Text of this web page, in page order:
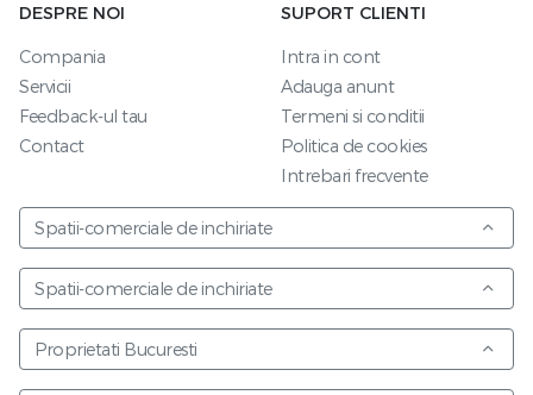
DESPRE NOI
Compania
Servicii
Feedback-ul tau
Contact
SUPORT CLIENTI
Intra in cont
Adauga anunt
Termeni si conditii
Politica de cookies
Intrebari frecvente
Spatii-comerciale de inchiriate
Spatii-comerciale de inchiriate
Proprietati Bucuresti